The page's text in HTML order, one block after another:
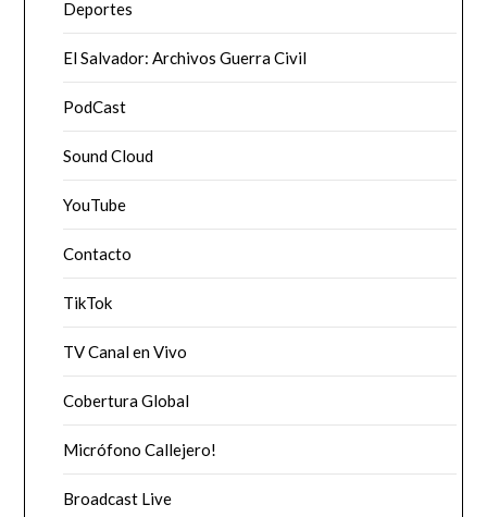
Deportes
El Salvador: Archivos Guerra Civil
PodCast
Sound Cloud
YouTube
Contacto
TikTok
TV Canal en Vivo
Cobertura Global
Micrófono Callejero!
Broadcast Live